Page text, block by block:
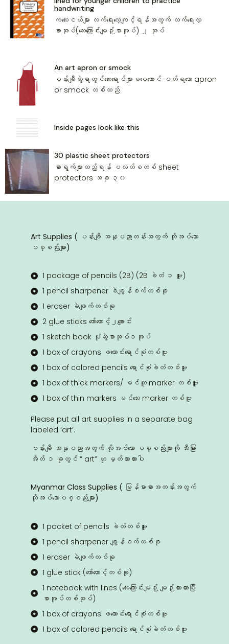
handwriting
က‌လေးငယ်များ လက်‌ရေး‌လေ့ကျင့်ရန်အတွက် လက်‌ရေးလှ
စာအုပ်(‌လေး‌ကြောင်းမျဉ်းစာအုပ်) ၂ အုပ်
An art apron or smock
ပန်းချီဆွဲရာတွင်‌ဆေး‌ရောင်များမ‌ပေ‌အောင် ဝတ်ရ‌သော apron
or smock တစ်ထည်
Inside pages look like this
30 plastic sheet protectors
‌စာရွက်များထည့်ရန် ပလတ်စတစ် sheet
protectors အခု ၃၀
Art Supplies ( ပန်းချီ အနုပညာတန်းအတွက် လိုအ‌ပ်‌သော
ပစ္စည်းများ)
1 package of pencils (2B) (2B ခဲတံ ၁ ဗူး)
1 pencil sharpener ခဲချွန်စက်တစ်ခု
1 eraser ခဲဖျက်တစ်ခု
2 glue sticks ကော်တောင့်၂ချောင်း
1 sketch book ပုံဆွဲစာအုပ်၁အုပ်
1 box of crayons ဖယောင်းရောင်စုံတစ်ဗူး
1 box of colored pencils ရောင်စုံခဲတံတစ်ဗူး
1 box of thick markers/ မင်ထူ marker တစ်ဗူး
1 box of thin markers မင်သေး marker တစ်ဗူး
Please put all art supplies in a separate bag
labeled ‘art’.
ပန်းချီ အနုပညာအတွက် လိုအ‌ပ်‌သော ပစ္စည်းများကို သီးခြား
အိတ် ၁ ခုတွင် “ art” ဟု မှတ်သားထားပါ
Myanmar Class Supplies ( မြန်မာစာအတန်းအတွက်
လိုအ‌ပ်‌သောပစ္စည်းများ)
1 packet of pencils ခဲတံတစ်ဗူး
1 pencil sharpener ချွန်စက်တစ်ခု
1 eraser ခဲဖျက်တစ်ခု
1 glue stick (ကော်တောင့်တစ်ခု)
1 notebook with lines (လေးကြောင်းမျဉ်း မျဉ်းတားထားပြီး
စာအုပ်တစ်အုပ်)
1 box of crayons ဖယောင်းရောင်စုံတစ်ဗူး
1 box of colored pencils ရောင်စုံခဲတံတစ်ဗူး